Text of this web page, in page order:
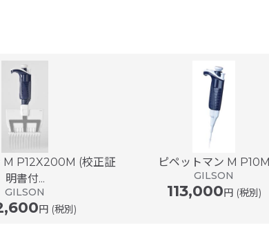
M P12X200M (校正証
明書付...
GILSON
円 (税別)
ピペットマン M P10M
GILSON
113,000円 (税別)